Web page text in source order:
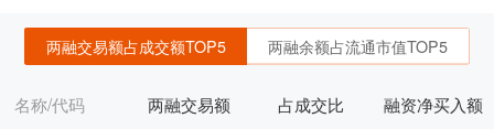
两融交易额占成交额TOP5 两融余额占流通市值TOP5
名称/代码 两融交易额 占成交比 融资净买入额